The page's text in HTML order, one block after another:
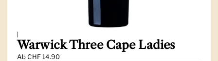
|
Warwick Three Cape Ladies
AbCHF 14.90